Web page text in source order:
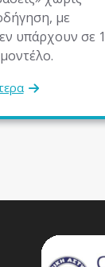
με
υπάρχουν σε 1